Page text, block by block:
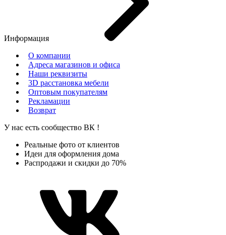
Информация
О компании
Адреса магазинов и офиса
Наши реквизиты
3D расстановка мебели
Оптовым покупателям
Рекламации
Возврат
У нас есть сообщество ВК !
Реальные фото от клиентов
Идеи для оформления дома
Распродажи и скидки до 70%